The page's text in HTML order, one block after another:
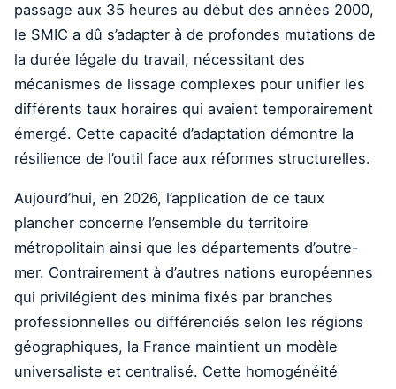
passage aux 35 heures au début des années 2000,
le SMIC a dû s’adapter à de profondes mutations de
la durée légale du travail, nécessitant des
mécanismes de lissage complexes pour unifier les
différents taux horaires qui avaient temporairement
émergé. Cette capacité d’adaptation démontre la
résilience de l’outil face aux réformes structurelles.
Aujourd’hui, en 2026, l’application de ce taux
plancher concerne l’ensemble du territoire
métropolitain ainsi que les départements d’outre-
mer. Contrairement à d’autres nations européennes
qui privilégient des minima fixés par branches
professionnelles ou différenciés selon les régions
géographiques, la France maintient un modèle
universaliste et centralisé. Cette homogénéité